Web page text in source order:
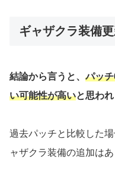
ギャザクラ装備
結論から言うと、パッ
い可能性が高いと思われ
過去パッチと比較した
ャザクラ装備の追加はあ